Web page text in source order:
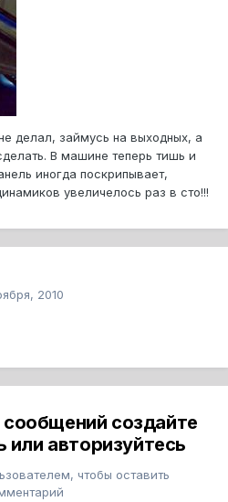
делал, займусь на выходных, а
В машине теперь тишь и
иногда поскрипывает,
увеличелось раз в сто!!!
2010
создайте
или авторизуйтесь
чтобы оставить